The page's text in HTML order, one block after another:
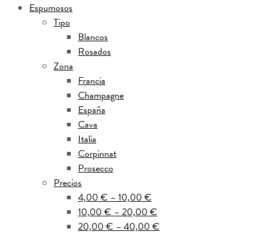
Espumosos
Tipo
Blancos
Rosados
Zona
Francia
Champagne
España
Cava
Italia
Corpinnat
Prosecco
Precios
4,00 € – 10,00 €
10,00 € – 20,00 €
20,00 € – 40,00 €